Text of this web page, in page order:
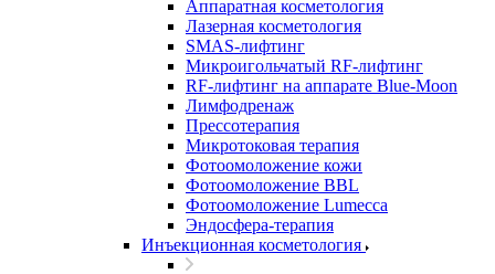
Аппаратная косметология
Лазерная косметология
SMAS-лифтинг
Микроигольчатый RF-лифтинг
RF-лифтинг на аппарате Blue-Moon
Лимфодренаж
Прессотерапия
Микротоковая терапия
Фотоомоложение кожи
Фотоомоложение BBL
Фотоомоложение Lumecca
Эндосфера-терапия
Инъекционная косметология